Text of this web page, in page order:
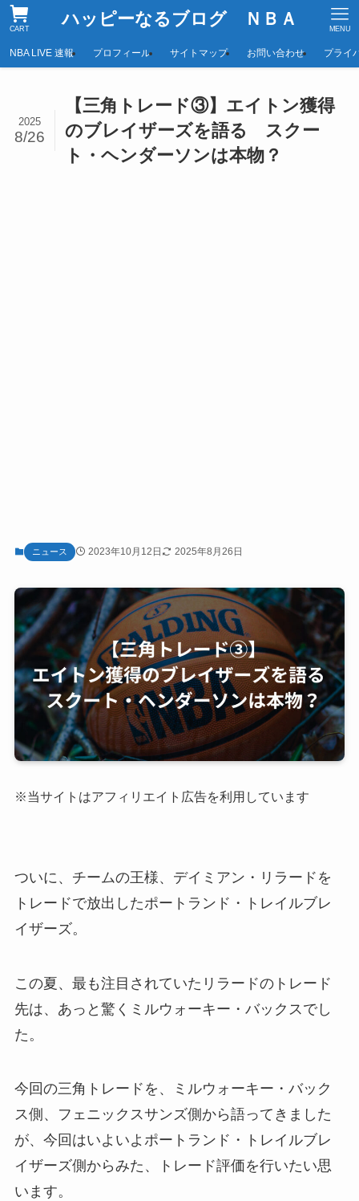
ハッピーなるブログ ＮＢＡ
CART MENU
NBA LIVE 速報 プロフィール サイトマップ お問い合わせ プライ
【三角トレード③】エイトン獲得
のブレイザーズを語る スクー
ト・ヘンダーソンは本物？
2025
8/26
ニュース 2023年10月12日 2025年8月26日
※当サイトはアフィリエイト広告を利用しています
ついに、チームの王様、デイミアン・リラードを
トレードで放出したポートランド・トレイルブレ
イザーズ。
この夏、最も注目されていたリラードのトレード
先は、あっと驚くミルウォーキー・バックスでし
た。
今回の三角トレードを、ミルウォーキー・バック
ス側、フェニックスサンズ側から語ってきました
が、今回はいよいよポートランド・トレイルブレ
イザーズ側からみた、トレード評価を行いたい思
います。